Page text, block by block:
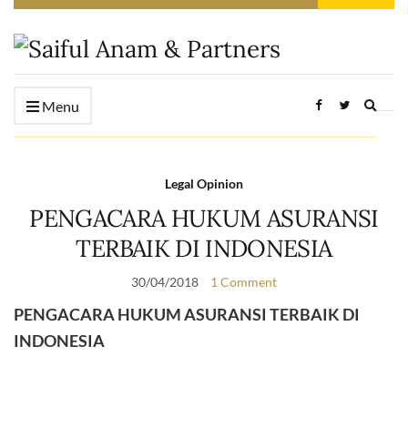
Menu
form
Legal Opinion
PENGACARA HUKUM ASURANSI
TERBAIK DI INDONESIA
30/04/2018 1 Comment
PENGACARA HUKUM ASURANSI TERBAIK DI
INDONESIA